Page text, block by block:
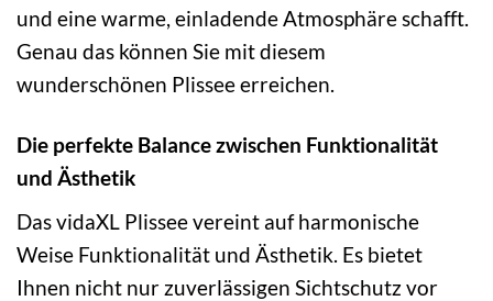
und eine warme, einladende Atmosphäre schafft.
Genau das können Sie mit diesem
wunderschönen Plissee erreichen.
Die perfekte Balance zwischen Funktionalität
und Ästhetik
Das vidaXL Plissee vereint auf harmonische
Weise Funktionalität und Ästhetik. Es bietet
Ihnen nicht nur zuverlässigen Sichtschutz vor